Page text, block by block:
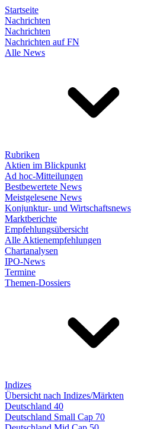
Startseite
Nachrichten
Nachrichten
Nachrichten auf FN
Alle News
Rubriken
Aktien im Blickpunkt
Ad hoc-Mitteilungen
Bestbewertete News
Meistgelesene News
Konjunktur- und Wirtschaftsnews
Marktberichte
Empfehlungsübersicht
Alle Aktienempfehlungen
Chartanalysen
IPO-News
Termine
Themen-Dossiers
Indizes
Übersicht nach Indizes/Märkten
Deutschland 40
Deutschland Small Cap 70